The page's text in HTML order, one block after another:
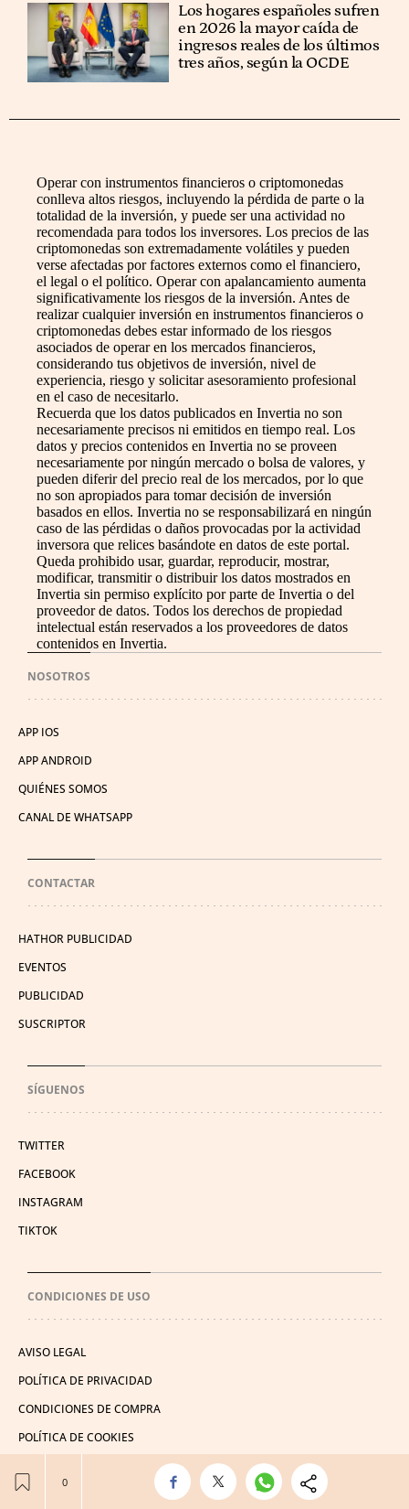
Los hogares españoles sufren
en 2026 la mayor caída de
ingresos reales de los últimos
tres años, según la OCDE
Operar con instrumentos financieros o criptomonedas
conlleva altos riesgos, incluyendo la pérdida de parte o la
totalidad de la inversión, y puede ser una actividad no
recomendada para todos los inversores. Los precios de las
criptomonedas son extremadamente volátiles y pueden
verse afectadas por factores externos como el financiero,
el legal o el político. Operar con apalancamiento aumenta
significativamente los riesgos de la inversión. Antes de
realizar cualquier inversión en instrumentos financieros o
criptomonedas debes estar informado de los riesgos
asociados de operar en los mercados financieros,
considerando tus objetivos de inversión, nivel de
experiencia, riesgo y solicitar asesoramiento profesional
en el caso de necesitarlo.
Recuerda que los datos publicados en Invertia no son
necesariamente precisos ni emitidos en tiempo real. Los
datos y precios contenidos en Invertia no se proveen
necesariamente por ningún mercado o bolsa de valores, y
pueden diferir del precio real de los mercados, por lo que
no son apropiados para tomar decisión de inversión
basados en ellos. Invertia no se responsabilizará en ningún
caso de las pérdidas o daños provocadas por la actividad
inversora que relices basándote en datos de este portal.
Queda prohibido usar, guardar, reproducir, mostrar,
modificar, transmitir o distribuir los datos mostrados en
Invertia sin permiso explícito por parte de Invertia o del
proveedor de datos. Todos los derechos de propiedad
intelectual están reservados a los proveedores de datos
contenidos en Invertia.
NOSOTROS
APP IOS
APP ANDROID
QUIÉNES SOMOS
CANAL DE WHATSAPP
CONTACTAR
HATHOR PUBLICIDAD
EVENTOS
PUBLICIDAD
SUSCRIPTOR
SÍGUENOS
TWITTER
FACEBOOK
INSTAGRAM
TIKTOK
CONDICIONES DE USO
AVISO LEGAL
POLÍTICA DE PRIVACIDAD
CONDICIONES DE COMPRA
POLÍTICA DE COOKIES
AVISO DE TRANSPARENCIA
ADMINISTRACIÓN UTIQ